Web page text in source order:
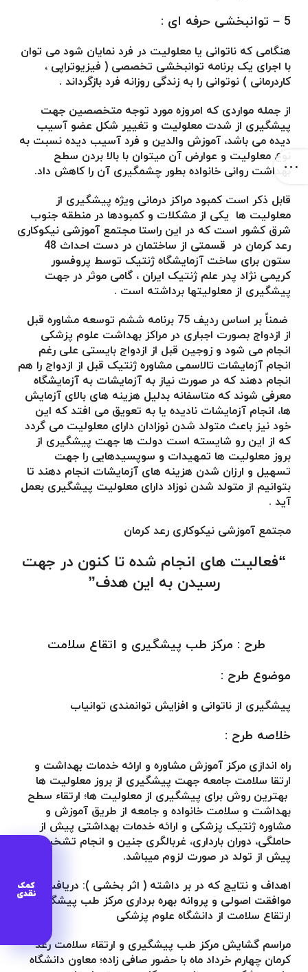
5 – توانبخشی حرفه ای :
هنگامی که ناتوانی یا معلولیت در فرد نمایان شود می توان
با اجرای یک برنامه توانبخشی تخصصی ( فیزیوتراپی ،
کاردرمانی ) نوتوانی را به زندگی روزانه فرد بازگرداند .
از جمله مواردی که امروزه مورد توجه متخصصین جهت
پیشگیری از شدت معلولیت و تغییر شکل عضو آسیب
دیده می باشد، آموزش والدین و فرد آسیب دیده نسبت به
نوع معلولیت و عوارض آن میتوان با بالا بردن سطح
بهداشت روانی خانواده بطور چشمگیری آن را کاهش داد.
قابل ذکر است کمبود مراکز درمانی ویژه پیشگیری از
معلولیت ها یکی از مشکلات و کمبودها در منطقه جنوب
شرق کشور است که در این راستا مجتمع آموزشی نیکوکاری
رعد کرمان در قسمتی از ساختمان در دست احداث 48
ستون برای ساخت آزمایشگاه ژنتیک توسط پروفسور
کریمی نژاد پدر علم ژنتیک ایران ، گامی موثر در جهت
پیشگیری از معلولیتها برداشته است .
ضمناً بر اساس ردیف 75 برنامه ششم توسعه مشاوره قبل
از ازدواج بصورت اجباری در مراکز بهداشت علوم پزشکی
انجام می شود و زوجین قبل از ازدواج بایستی علی رغم
انجام آزمایشات تالاسمی مشاوره ژنتیک قبل از ازدواج را هم
انجام دهند که در صورت نیاز به آزمایشات به آزمایشگاه
معرفی شوند که متاسفانه بدلیل هزینه های بالای آزمایش
ها، انجام آزمایشات نادیده یا به تعویق می افتد که این
خود نیز باعث متولد شدن نوزادان دارای معلولیت می گردد
که از این رو شایسته است دولت ها جهت پیشگیری از
بروز معلولیت ها تمهیدات و سوپسیدهایی را جهت
تسهیل و ارزان شدن هزینه های آزمایشات انجام دهند تا
بتوانیم از متولد شدن نوزاد دارای معلولیت پیشگیری بعمل
آید .
مجتمع آموزشی نیکوکاری رعد کرمان
“فعالیت های انجام شده تا کنون در جهت
رسیدن به این هدف”
طرح : مرکز طب پیشگیری و اتقاع سلامت
موضوع طرح :
پیشگیری از ناتوانی و افزایش توانمندی توانیاب
خلاصه طرح :
راه اندازی مرکز آموزش مشاوره و ارائه خدمات بهداشت و
ارتقا سلامت جامعه جهت پیشگیری از بروز معلولیت ها
بهترین روش برای پیشگیری از معلولیت ها؛ ارتقاء سطح
بهداشت و سلامت خانواده و جامعه از طریق آموزش و
مشاوره ژنتیک پزشکی و ارائه خدمات بهداشتی پیش از
حاملگی، دوران بارداری، غربالگری جنین و انجام تشخیص
پیش از تولد در صورت لزوم میباشد.
اهداف و نتایج که در بر داشته ( اثر بخشی ): دریافت
موافقت اصولی و پروانه بهره برداری مرکز طب پیشگیری و
ارتقاع سلامت از دانشگاه علوم پزشکی
مراسم گشایش مرکز طب پیشگیری و ارتقاء سلامت رعد
کرمان چهارم خرداد ماه با حضور صافی زاده؛ معاون دانشگاه
کمک
نقدی